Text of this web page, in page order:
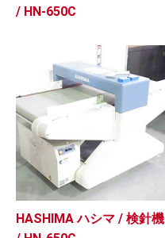
/ HN-650C
HASHIMA ハシマ / 検針機